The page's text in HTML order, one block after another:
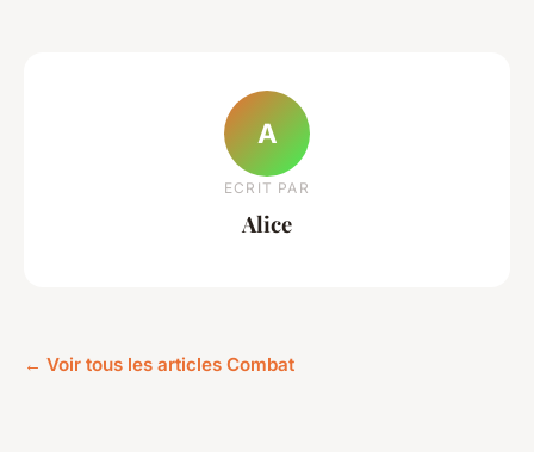
A
ECRIT PAR
Alice
← Voir tous les articles Combat